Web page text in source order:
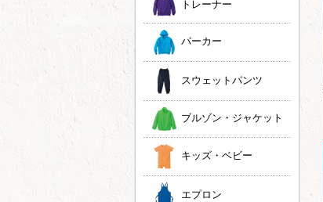
トレーナー
パーカー
スウェットパンツ
ブルゾン・ジャケット
キッズ・ベビー
エプロン